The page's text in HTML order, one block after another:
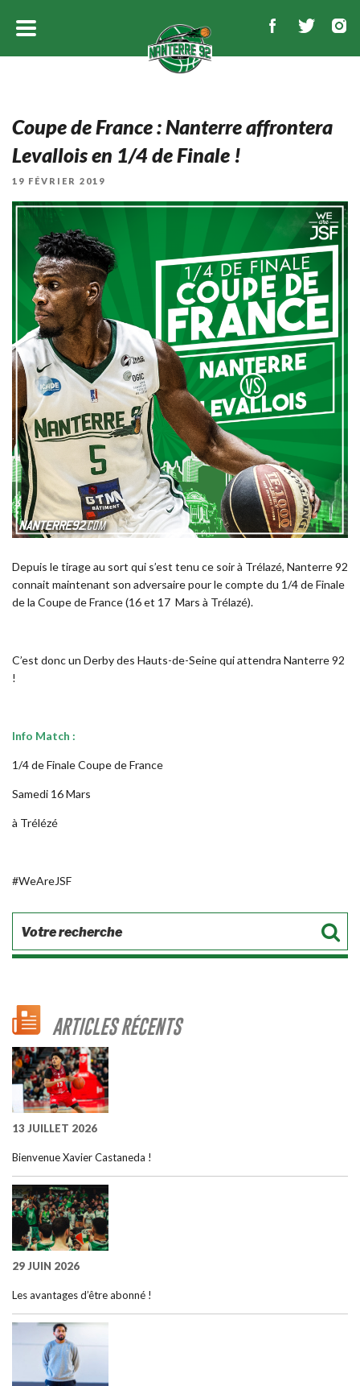
Coupe de France : Nanterre affrontera
Levallois en 1/4 de Finale !
PUBLIÉ
19 FÉVRIER 2019
Depuis le tirage au sort qui s’est tenu ce soir à Trélazé, Nanterre 92
connait maintenant son adversaire pour le compte du 1/4 de Finale
de la Coupe de France (16 et 17 Mars à Trélazé).
C’est donc un Derby des Hauts-de-Seine qui attendra Nanterre 92
!
Info Match :
1/4 de Finale Coupe de France
Samedi 16 Mars
à Trélézé
#WeAreJSF
ARTICLES RÉCENTS
13 JUILLET 2026
Bienvenue Xavier Castaneda !
29 JUIN 2026
Les avantages d’être abonné !